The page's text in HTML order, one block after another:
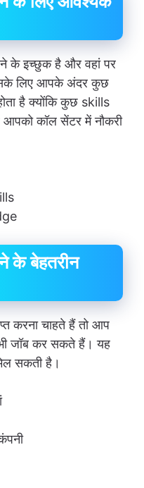
के इच्छुक है और वहां पर
उसके लिए आपके अंदर कुछ
है क्योंकि कुछ skills
आपको कॉल सेंटर में नौकरी
के बेहतरीन
करना चाहते हैं तो आप
जॉब कर सकते हैं। यह
सकती है।